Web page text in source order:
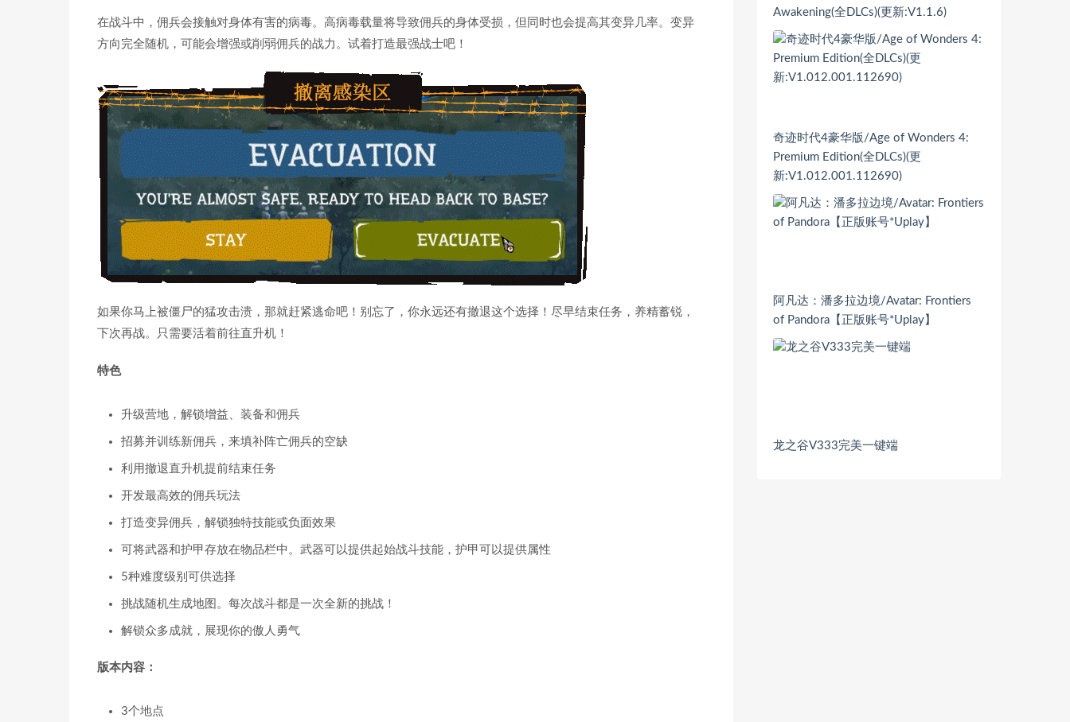
在战斗中，佣兵会接触对身体有害的病毒。高病毒载量将导致佣兵的身体受损，但同时也会提高其变异几率。变异
方向完全随机，可能会增强或削弱佣兵的战力。试着打造最强战士吧！
如果你马上被僵尸的猛攻击溃，那就赶紧逃命吧！别忘了，你永远还有撤退这个选择！尽早结束任务，养精蓄锐，
下次再战。只需要活着前往直升机！
特色
升级营地，解锁增益、装备和佣兵
招募并训练新佣兵，来填补阵亡佣兵的空缺
利用撤退直升机提前结束任务
开发最高效的佣兵玩法
打造变异佣兵，解锁独特技能或负面效果
可将武器和护甲存放在物品栏中。武器可以提供起始战斗技能，护甲可以提供属性
5种难度级别可供选择
挑战随机生成地图。每次战斗都是一次全新的挑战！
解锁众多成就，展现你的傲人勇气
版本内容：
3个地点
Awakening(全DLCs)(更新:V1.1.6)
奇迹时代4豪华版/Age of Wonders 4:
Premium Edition(全DLCs)(更
新:V1.012.001.112690)
阿凡达：潘多拉边境/Avatar: Frontiers
of Pandora【正版账号*Uplay】
龙之谷V333完美一键端